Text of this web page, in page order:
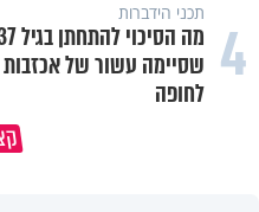
4 תכני הידברות
שסיימה עשור של אכזבות
לחופה
הבן שלך לא מרגיש כלום, אין לך מה